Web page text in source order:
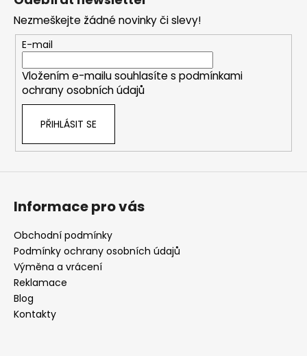
p
r
v
k
y
u
í
Nezmeškejte žádné novinky či slevy!
E-mail
Vložením e-mailu souhlasíte s podmínkami
ochrany osobních údajů
PŘIHLÁSIT SE
Informace pro vás
Obchodní podmínky
Podmínky ochrany osobních údajů
Výměna a vrácení
Reklamace
Blog
Kontakty